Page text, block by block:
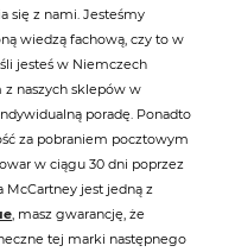
się z nami. Jesteśmy
wiedzą fachową, czy to w
jesteś w Niemczech
naszych sklepów w
poradę. Ponadto
za pobraniem pocztowym
w ciągu 30 dni poprzez
McCartney jest jedną z
, masz gwarancję, że
tej marki następnego